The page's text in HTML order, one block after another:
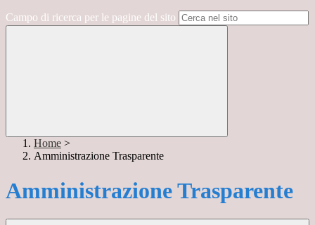
Campo di ricerca per le pagine del sito
Home >
Amministrazione Trasparente
Amministrazione Trasparente